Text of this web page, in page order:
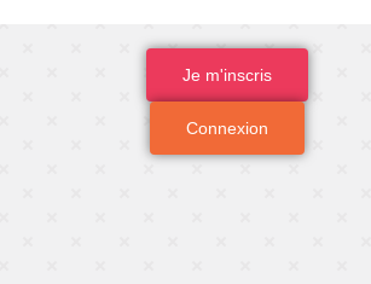
Je m'inscris
Connexion